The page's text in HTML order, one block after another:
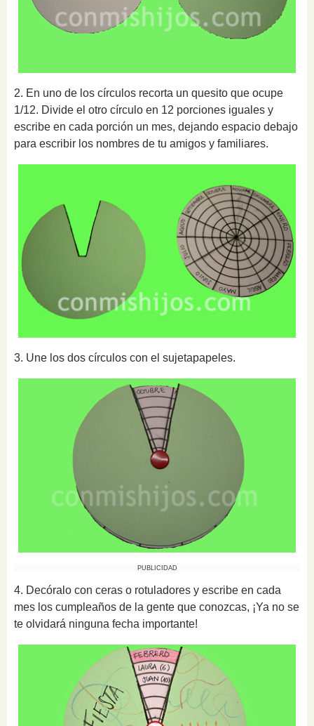
2. En uno de los círculos recorta un quesito que ocupe
1/12. Divide el otro círculo en 12 porciones iguales y
escribe en cada porción un mes, dejando espacio debajo
para escribir los nombres de tu amigos y familiares.
3. Une los dos círculos con el sujetapapeles.
PUBLICIDAD
4. Decóralo con ceras o rotuladores y escribe en cada
mes los cumpleaños de la gente que conozcas, ¡Ya no se
te olvidará ninguna fecha importante!